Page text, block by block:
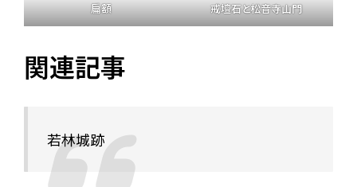
扁額 戒壇石と松音寺山門
関連記事
若林城跡